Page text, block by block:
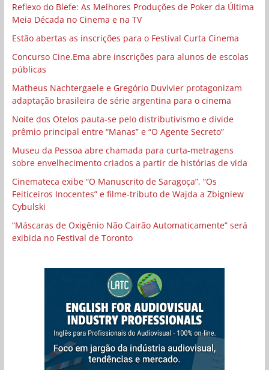
Reflexo do Blefe: As Melhores Produções de Poker da Última
Meia Década no Cinema e na TV
Estão abertas as inscrições para o Festival Curta Cinema
Concurso Cine.Ema abre inscrições para alunos de escolas
públicas
Matheus Nachtergaele e Gregório Duvivier protagonizam
adaptação brasileira de série argentina para o cinema
Noite dos Otelos pauta-se pelo distributivismo e divide
prêmio principal entre “Manas” e “O Agente Secreto”
Museu da Pessoa abre chamada para curta-metragens
sobre envelhecimento criados a partir de histórias de vida
Cinemateca exibe “O Manuscrito de Saragoça”, “Os
Feiticeiros Inocentes” e filme-tributo de Wajda a Zbigniew
Cybulski
“Máscaras de Oxigênio Não Cairão Automaticamente” será
exibida no Festival de Toronto